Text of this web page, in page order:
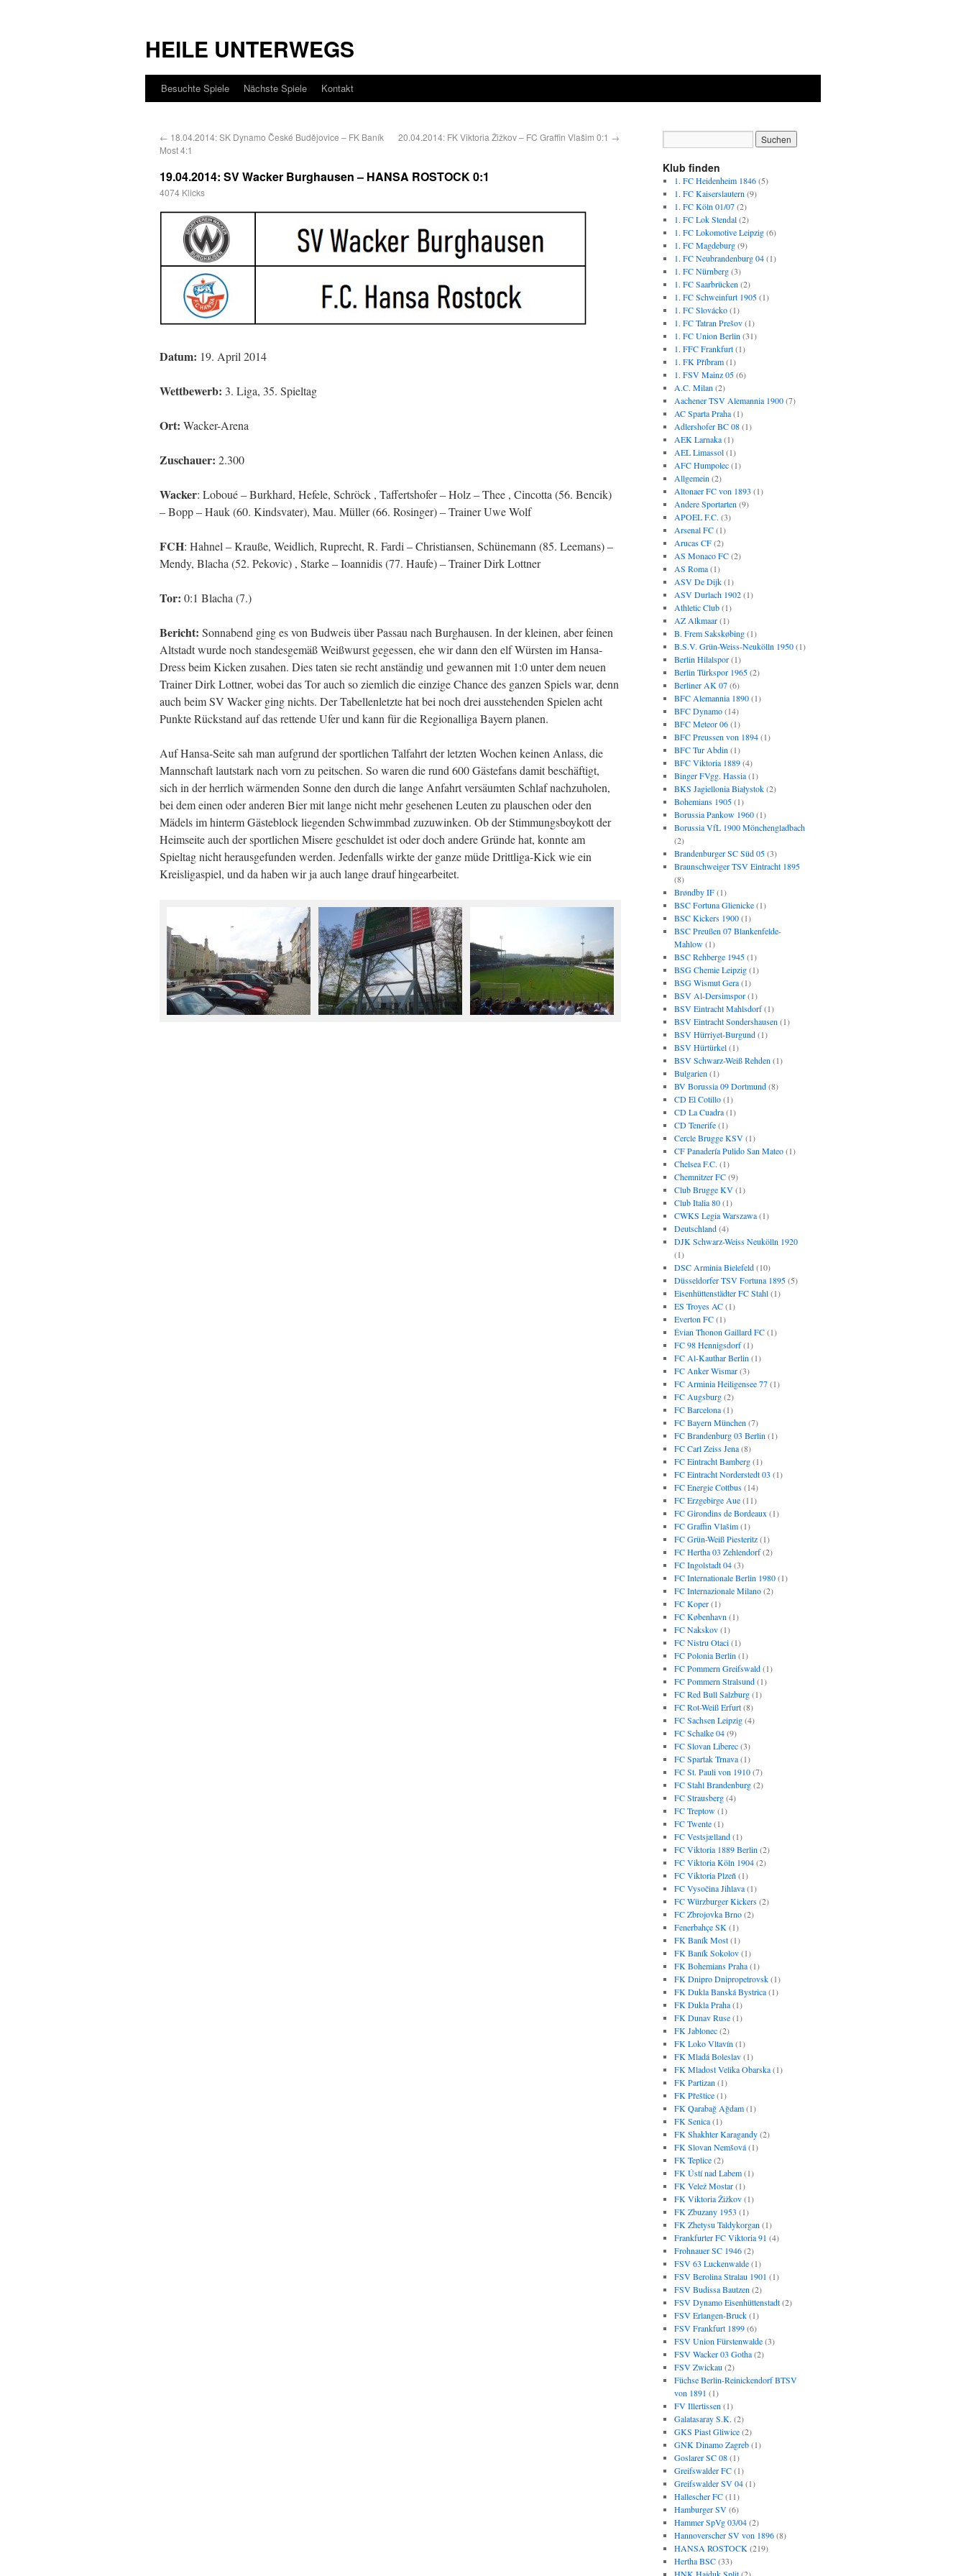
HEILE UNTERWEGS
Besuchte Spiele Nächste Spiele Kontakt
← 18.04.2014: SK Dynamo České Budějovice – FK Baník
Most 4:1
20.04.2014: FK Viktoria Žižkov – FC Graffin Vlašim 0:1 →
19.04.2014: SV Wacker Burghausen – HANSA ROSTOCK 0:1
4074 Klicks
Datum: 19. April 2014
Wettbewerb: 3. Liga, 35. Spieltag
Ort: Wacker-Arena
Zuschauer: 2.300
Wacker: Loboué – Burkhard, Hefele, Schröck , Taffertshofer – Holz – Thee , Cincotta (56. Bencik)
– Bopp – Hauk (60. Kindsvater), Mau. Müller (66. Rosinger) – Trainer Uwe Wolf
FCH: Hahnel – Krauße, Weidlich, Ruprecht, R. Fardi – Christiansen, Schünemann (85. Leemans) –
Mendy, Blacha (52. Pekovic) , Starke – Ioannidis (77. Haufe) – Trainer Dirk Lottner
Tor: 0:1 Blacha (7.)
Bericht: Sonnabend ging es von Budweis über Passau nach Burghausen. In der kleinen, aber feinen
Altstadt wurde noch standesgemäß Weißwurst gegessen, ehe wir dann den elf Würsten im Hansa-
Dress beim Kicken zusahen. Dies taten sie recht anständig und gewannen mit 1:0 unter dem neuen
Trainer Dirk Lottner, wobei das Tor auch so ziemlich die einzige Chance des ganzen Spiels war, denn
auch beim SV Wacker ging nichts. Der Tabellenletzte hat bei noch drei ausstehenden Spielen acht
Punkte Rückstand auf das rettende Ufer und kann für die Regionalliga Bayern planen.
Auf Hansa-Seite sah man aufgrund der sportlichen Talfahrt der letzten Wochen keinen Anlass, die
Mannschaft lautstark nach vorn zu peitschen. So waren die rund 600 Gästefans damit beschäftigt,
sich in der herrlich wärmenden Sonne den durch die lange Anfahrt versäumten Schlaf nachzuholen,
bei dem einen oder anderen Bier mit lange nicht mehr gesehenen Leuten zu plauschen oder den
Mädels im hinterm Gästeblock liegenden Schwimmbad zuzuwinken. Ob der Stimmungsboykott der
Heimseite auch der sportlichen Misere geschuldet ist oder doch andere Gründe hat, konnte am
Spieltag nicht herausgefunden werden. Jedenfalls wirkte der ganze müde Drittliga-Kick wie ein
Kreisligaspiel, und da haben wir ja auch lange drauf hingearbeitet.
Klub finden
1. FC Heidenheim 1846(5)
1. FC Kaiserslautern (9)
1. FC Köln 01/07(2)
1. FC Lok Stendal(2)
1. FC Lokomotive Leipzig(6)
1. FC Magdeburg(9)
1. FC Neubrandenburg 04(1)
1. FC Nürnberg(3)
1. FC Saarbrücken (2)
1. FC Schweinfurt 1905(1)
1. FC Slovácko(1)
1. FC Tatran Prešov(1)
1. FC Union Berlin (31)
1. FFC Frankfurt(1)
1. FK Příbram(1)
1. FSV Mainz 05(6)
A.C. Milan (2)
Aachener TSV Alemannia 1900(7)
AC Sparta Praha(1)
Adlershofer BC 08(1)
AEK Larnaka(1)
AEL Limassol(1)
AFC Humpolec(1)
Allgemein (2)
Altonaer FC von 1893 (1)
Andere Sportarten (9)
APOEL F.C. (3)
Arsenal FC(1)
Arucas CF(2)
AS Monaco FC(2)
AS Roma(1)
ASV De Dijk(1)
ASV Durlach 1902(1)
Athletic Club(1)
AZ Alkmaar(1)
B. Frem Sakskøbing(1)
B.S.V. Grün-Weiss-Neukölln 1950(1)
Berlin Hilalspor(1)
Berlin Türkspor 1965(2)
Berliner AK 07(6)
BFC Alemannia 1890(1)
BFC Dynamo(14)
BFC Meteor 06(1)
BFC Preussen von 1894(1)
BFC Tur Abdin (1)
BFC Viktoria 1889(4)
Binger FVgg. Hassia(1)
BKS Jagiellonia Białystok(2)
Bohemians 1905(1)
Borussia Pankow 1960(1)
Borussia VfL 1900 Mönchengladbach
(2)
Brandenburger SC Süd 05(3)
Braunschweiger TSV Eintracht 1895
(8)
Brøndby IF(1)
BSC Fortuna Glienicke(1)
BSC Kickers 1900(1)
BSC Preußen 07 Blankenfelde-
Mahlow(1)
BSC Rehberge 1945(1)
BSG Chemie Leipzig(1)
BSG Wismut Gera(1)
BSV Al-Dersimspor(1)
BSV Eintracht Mahlsdorf(1)
BSV Eintracht Sondershausen (1)
BSV Hürriyet-Burgund(1)
BSV Hürtürkel(1)
BSV Schwarz-Weiß Rehden (1)
Bulgarien (1)
BV Borussia 09 Dortmund(8)
CD El Cotillo(1)
CD La Cuadra(1)
CD Tenerife(1)
Cercle Brugge KSV(1)
CF Panadería Pulido San Mateo(1)
Chelsea F.C. (1)
Chemnitzer FC(9)
Club Brugge KV(1)
Club Italia 80(1)
CWKS Legia Warszawa(1)
Deutschland(4)
DJK Schwarz-Weiss Neukölln 1920
(1)
DSC Arminia Bielefeld(10)
Düsseldorfer TSV Fortuna 1895(5)
Eisenhüttenstädter FC Stahl(1)
ES Troyes AC(1)
Everton FC(1)
Évian Thonon Gaillard FC(1)
FC 98 Hennigsdorf(1)
FC Al-Kauthar Berlin (1)
FC Anker Wismar(3)
FC Arminia Heiligensee 77(1)
FC Augsburg(2)
FC Barcelona(1)
FC Bayern München (7)
FC Brandenburg 03 Berlin (1)
FC Carl Zeiss Jena(8)
FC Eintracht Bamberg(1)
FC Eintracht Norderstedt 03 (1)
FC Energie Cottbus(14)
FC Erzgebirge Aue(11)
FC Girondins de Bordeaux (1)
FC Graffin Vlašim(1)
FC Grün-Weiß Piesteritz(1)
FC Hertha 03 Zehlendorf(2)
FC Ingolstadt 04(3)
FC Internationale Berlin 1980(1)
FC Internazionale Milano(2)
FC Koper(1)
FC København (1)
FC Nakskov(1)
FC Nistru Otaci(1)
FC Polonia Berlin (1)
FC Pommern Greifswald(1)
FC Pommern Stralsund(1)
FC Red Bull Salzburg(1)
FC Rot-Weiß Erfurt(8)
FC Sachsen Leipzig(4)
FC Schalke 04(9)
FC Slovan Liberec(3)
FC Spartak Trnava(1)
FC St. Pauli von 1910(7)
FC Stahl Brandenburg(2)
FC Strausberg(4)
FC Treptow(1)
FC Twente(1)
FC Vestsjælland(1)
FC Viktoria 1889 Berlin (2)
FC Viktoria Köln 1904(2)
FC Viktoria Plzeň (1)
FC Vysočina Jihlava(1)
FC Würzburger Kickers(2)
FC Zbrojovka Brno(2)
Fenerbahçe SK (1)
FK Baník Most(1)
FK Baník Sokolov(1)
FK Bohemians Praha(1)
FK Dnipro Dnipropetrovsk(1)
FK Dukla Banská Bystrica(1)
FK Dukla Praha(1)
FK Dunav Ruse(1)
FK Jablonec(2)
FK Loko Vltavín (1)
FK Mladá Boleslav(1)
FK Mladost Velika Obarska(1)
FK Partizan (1)
FK Přeštice(1)
FK Qarabağ Ağdam(1)
FK Senica(1)
FK Shakhter Karagandy(2)
FK Slovan Nemšová(1)
FK Teplice(2)
FK Ústí nad Labem(1)
FK Velež Mostar(1)
FK Viktoria Žižkov(1)
FK Zbuzany 1953 (1)
FK Zhetysu Taldykorgan (1)
Frankfurter FC Viktoria 91 (4)
Frohnauer SC 1946(2)
FSV 63 Luckenwalde(1)
FSV Berolina Stralau 1901 (1)
FSV Budissa Bautzen (2)
FSV Dynamo Eisenhüttenstadt(2)
FSV Erlangen-Bruck(1)
FSV Frankfurt 1899(6)
FSV Union Fürstenwalde(3)
FSV Wacker 03 Gotha(2)
FSV Zwickau (2)
Füchse Berlin-Reinickendorf BTSV
von 1891 (1)
FV Illertissen (1)
Galatasaray S.K. (2)
GKS Piast Gliwice(2)
GNK Dinamo Zagreb(1)
Goslarer SC 08(1)
Greifswalder FC(1)
Greifswalder SV 04(1)
Hallescher FC(11)
Hamburger SV(6)
Hammer SpVg 03/04(2)
Hannoverscher SV von 1896(8)
HANSA ROSTOCK (219)
Hertha BSC(33)